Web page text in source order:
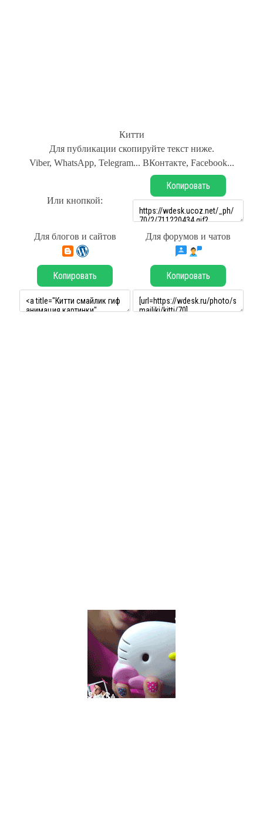
Китти
Для публикации скопируйте текст ниже.
Viber, WhatsApp, Telegram... ВКонтакте, Facebook...
Или кнопкой:
Копировать
Для блогов и сайтов Для форумов и чатов
Копировать Копировать